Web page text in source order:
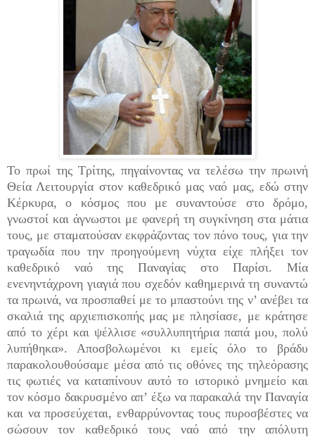
Το πρωί της Τρίτης, πηγαίνοντας να τελέσω την πρωινή
Θεία Λειτουργία στον καθεδρικό μας ναό μας, εδώ στην
Κέρκυρα, ο κόσμος που με συναντούσε στο δρόμο,
γνωστοί και άγνωστοι με φανερή τη συγκίνηση στα μάτια
τους, με σταματούσαν εκφράζοντας τον πόνο τους, για την
τραγωδία που την προηγούμενη νύχτα είχε πλήξει τον
καθεδρικό ναό της Παναγίας στο Παρίσι. Μία
ενενηντάχρονη γιαγιά που σχεδόν καθημερινά τη συναντώ
τα πρωινά, να προσπαθεί με το μπαστούνι της ν’ ανέβει τα
σκαλιά της αρχιεπισκοπής μας με πλησίασε, με κράτησε
από το χέρι και ψέλλισε «συλλυπητήρια παπά μου, πολύ
λυπήθηκα». Αποσβολωμένοι κι εμείς όλο το βράδυ
παρακολουθούσαμε μέσα από τις οθόνες της τηλεόρασης
τις φωτιές να καταπίνουν αυτό το ιστορικό μνημείο και
τον κόσμο δακρυσμένο απ’ έξω να παρακαλά την Παναγία
και να προσεύχεται, ενθαρρύνοντας τους πυροσβέστες να
σώσουν τον καθεδρικό τους ναό από την απόλυτη